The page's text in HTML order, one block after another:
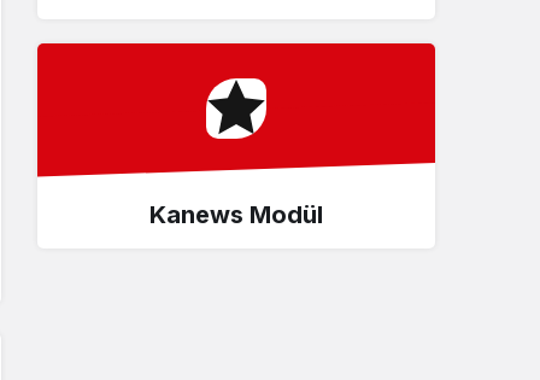
Kanews Modül